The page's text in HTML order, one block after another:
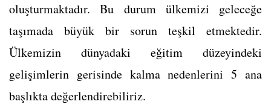
oluşturmaktadır. Bu durum ülkemizi geleceğe
taşımada büyük bir sorun teşkil etmektedir.
Ülkemizin dünyadaki eğitim düzeyindeki
gelişimlerin gerisinde kalma nedenlerini 5 ana
başlıkta değerlendirebiliriz.